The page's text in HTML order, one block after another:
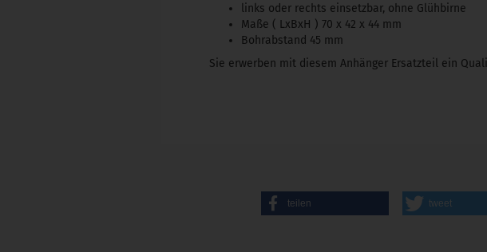
links oder rechts einsetzbar, ohne Glühbirne
Maße ( LxBxH ) 70 x 42 x 44 mm
Bohrabstand 45 mm
Sie erwerben mit diesem Anhänger Ersatzteil ein
teilen tweet